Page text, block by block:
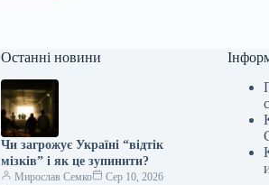
Останні новини
Чи загрожує Україні “відтік
мізків” і як це зупинити?
Мирослав Семко
Сер 10, 2026